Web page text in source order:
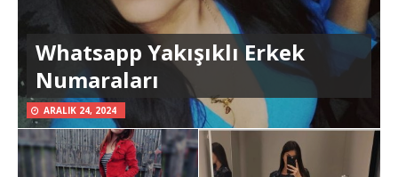
Whatsapp Yakışıklı Erkek
Numaraları
ARALIK 24, 2024